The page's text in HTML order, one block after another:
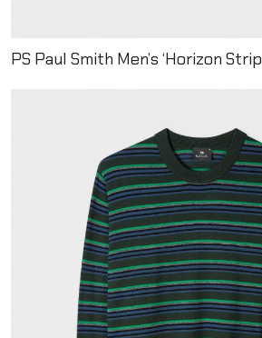
PS Paul Smith Men’s ‘Horizon